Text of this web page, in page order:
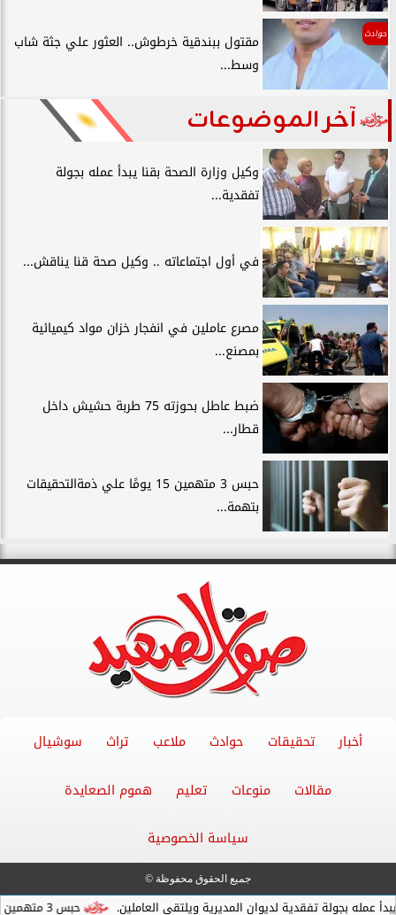
حبس 3 متهمين 15 يومًا علي ذمةالتحقيقات بتهمة التنقيب عن الآثار داخل... بجولة تفقدية لديوان المديرية ويلتقي العاملين.
حوادث
مقتول ببندقية خرطوش.. العثور علي جثة شاب
وسط...
آخر الموضوعات
وكيل وزارة الصحة بقنا يبدأ عمله بجولة
تفقدية...
في أول اجتماعاته .. وكيل صحة قنا يناقش...
مصرع عاملين في انفجار خزان مواد كيميائية
بمصنع...
ضبط عاطل بحوزته 75 طربة حشيش داخل
قطار...
حبس 3 متهمين 15 يومًا علي ذمةالتحقيقات
بتهمة...
أخبار تحقيقات حوادث ملاعب تراث سوشيال
مقالات منوعات تعليم هموم الصعايدة
سياسة الخصوصية
جميع الحقوق محفوظة ©